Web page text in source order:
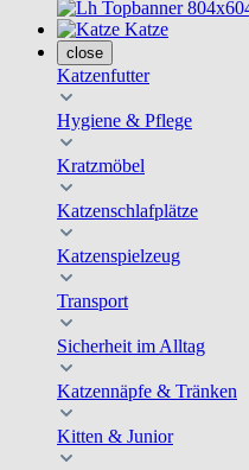
Katze
close
Katzenfutter
Hygiene & Pflege
Kratzmöbel
Katzenschlafplätze
Katzenspielzeug
Transport
Sicherheit im Alltag
Katzennäpfe & Tränken
Kitten & Junior